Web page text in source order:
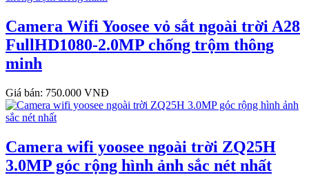
Camera Wifi Yoosee vỏ sắt ngoài trời A28
FullHD1080-2.0MP chống trộm thông
minh
Giá bán: 750.000 VNĐ
Camera wifi yoosee ngoài trời ZQ25H
3.0MP góc rộng hình ảnh sắc nét nhất